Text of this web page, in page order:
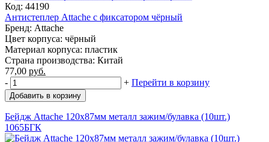
Код: 44190
Антистеплер Attache с фиксатором чёрный
Бренд: Attache
Цвет корпуса: чёрный
Материал корпуса: пластик
Страна производства: Китай
77,00 руб.
-
+ Перейти в корзину
Добавить в корзину
Бейдж Attache 120х87мм металл зажим/булавка (10шт.)
1065БГК